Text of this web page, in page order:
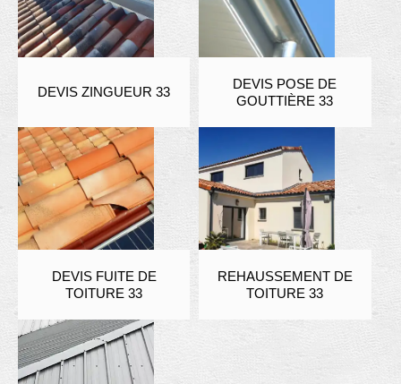
DEVIS ZINGUEUR 33
DEVIS POSE DE
GOUTTIÈRE 33
DEVIS FUITE DE
TOITURE 33
REHAUSSEMENT DE
TOITURE 33